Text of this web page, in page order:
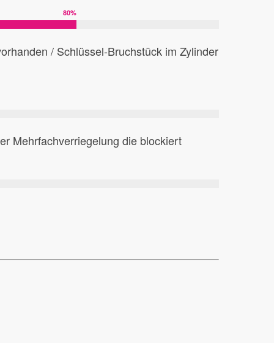
80%
/ Schlüssel-Bruchstück im Zylinder
Mehrfachverriegelung die blockiert